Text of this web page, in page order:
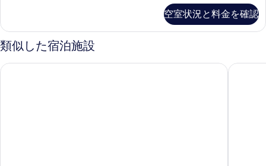
示
す
る
す
べ
て
の
ル
ー
ム
詳
空室状況と料金を確認
類似した宿泊施設
ホテルサハリン サフィ